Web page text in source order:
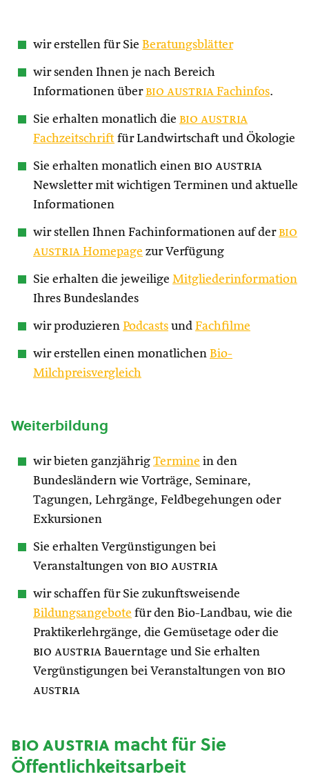
wir erstellen für Sie Beratungsblätter
wir senden Ihnen je nach Bereich
Informationen über bio austria Fachinfos.
Sie erhalten monatlich die bio austria
Fachzeitschrift für Landwirtschaft und Ökologie
Sie erhalten monatlich einen bio austria
Newsletter mit wichtigen Terminen und aktuelle
Informationen
wir stellen Ihnen Fachinformationen auf der bio
austria Homepage zur Verfügung
Sie erhalten die jeweilige Mitgliederinformation
Ihres Bundeslandes
wir produzieren Podcasts und Fachfilme
wir erstellen einen monatlichen Bio-
Milchpreisvergleich
Weiterbildung
wir bieten ganzjährig Termine in den
Bundesländern wie Vorträge, Seminare,
Tagungen, Lehrgänge, Feldbegehungen oder
Exkursionen
Sie erhalten Vergünstigungen bei
Veranstaltungen von bio austria
wir schaffen für Sie zukunftsweisende
Bildungsangebote für den Bio-Landbau, wie die
Praktikerlehrgänge, die Gemüsetage oder die
bio austria Bauerntage und Sie erhalten
Vergünstigungen bei Veranstaltungen von bio
austria
bio austriamacht für Sie
Öffentlichkeitsarbeit